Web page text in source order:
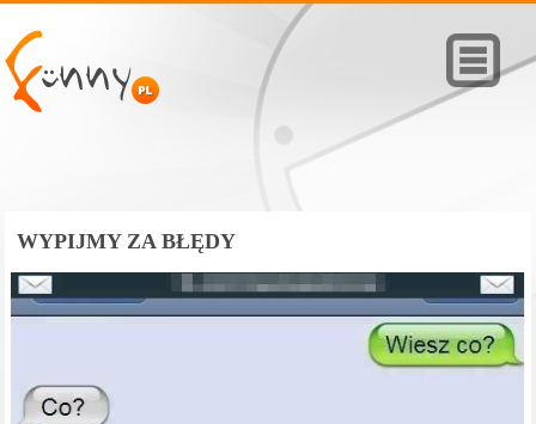
WYPIJMY ZA BŁĘDY